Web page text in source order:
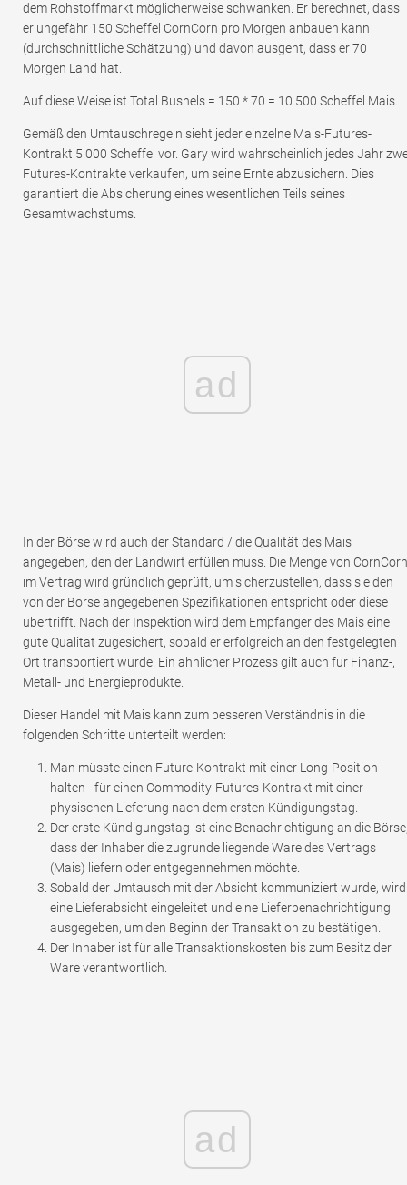
dem Rohstoffmarkt möglicherweise schwanken. Er berechnet, dass
er ungefähr 150 Scheffel CornCorn pro Morgen anbauen kann
(durchschnittliche Schätzung) und davon ausgeht, dass er 70
Morgen Land hat.
Auf diese Weise ist Total Bushels = 150 * 70 = 10.500 Scheffel Mais.
Gemäß den Umtauschregeln sieht jeder einzelne Mais-Futures-
Kontrakt 5.000 Scheffel vor. Gary wird wahrscheinlich jedes Jahr
Futures-Kontrakte verkaufen, um seine Ernte abzusichern. Dies
garantiert die Absicherung eines wesentlichen Teils seines
Gesamtwachstums.
ad
In der Börse wird auch der Standard / die Qualität des Mais
angegeben, den der Landwirt erfüllen muss. Die Menge von CornCorn
im Vertrag wird gründlich geprüft, um sicherzustellen, dass sie den
von der Börse angegebenen Spezifikationen entspricht oder diese
übertrifft. Nach der Inspektion wird dem Empfänger des Mais eine
gute Qualität zugesichert, sobald er erfolgreich an den festgelegten
Ort transportiert wurde. Ein ähnlicher Prozess gilt auch für Finanz-,
Metall- und Energieprodukte.
Dieser Handel mit Mais kann zum besseren Verständnis in die
folgenden Schritte unterteilt werden:
Man müsste einen Future-Kontrakt mit einer Long-Position
halten - für einen Commodity-Futures-Kontrakt mit einer
physischen Lieferung nach dem ersten Kündigungstag.
Der erste Kündigungstag ist eine Benachrichtigung an die
dass der Inhaber die zugrunde liegende Ware des Vertrags
(Mais) liefern oder entgegennehmen möchte.
Sobald der Umtausch mit der Absicht kommuniziert wurde, wird
eine Lieferabsicht eingeleitet und eine Lieferbenachrichtigung
ausgegeben, um den Beginn der Transaktion zu bestätigen.
Der Inhaber ist für alle Transaktionskosten bis zum Besitz der
Ware verantwortlich.
ad